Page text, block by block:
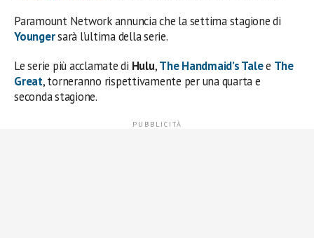
Paramount Network annuncia che la settima stagione di
Youngersarà l’ultima della serie.
Le serie più acclamate di Hulu,The Handmaid’s Talee The
Great, torneranno rispettivamente per una quarta e
seconda stagione.